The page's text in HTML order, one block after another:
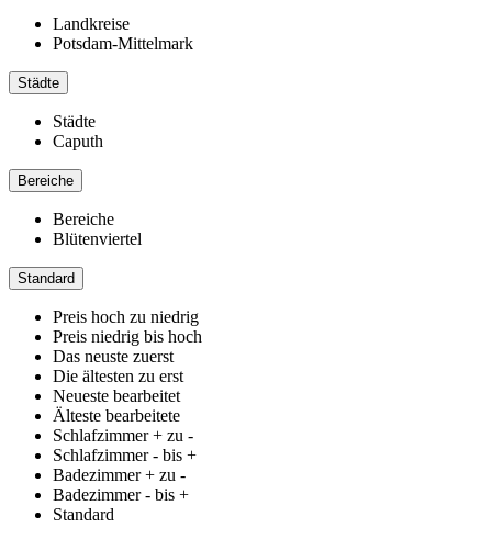
Landkreise
Potsdam-Mittelmark
Städte
Städte
Caputh
Bereiche
Bereiche
Blütenviertel
Standard
Preis hoch zu niedrig
Preis niedrig bis hoch
Das neuste zuerst
Die ältesten zu erst
Neueste bearbeitet
Älteste bearbeitete
Schlafzimmer + zu -
Schlafzimmer - bis +
Badezimmer + zu -
Badezimmer - bis +
Standard